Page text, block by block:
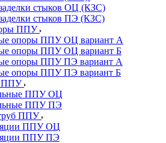
стыков ОЦ (КЗС)
стыков ПЭ (КЗС)
ППУ
опоры ППУ ОЦ вариант А
опоры ППУ ОЦ вариант Б
опоры ППУ ПЭ вариант А
опоры ППУ ПЭ вариант Б
ППУ
ППУ ОЦ
ППУ ПЭ
ППУ
ППУ ОЦ
ППУ ПЭ